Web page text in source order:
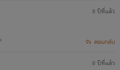
8 ปีที่แล้ว
ตอบกลับ
8 ปีที่แล้ว